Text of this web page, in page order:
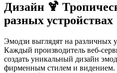
Дизайн 🍹
разных устройствах
Эмодзи выглядят на различных
Каждый производитель веб-
создать уникальный дизайн
фирменным стилем и видением.